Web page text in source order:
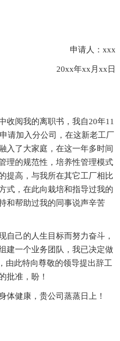
申请人：xxx
20xx年xx月xx日
收阅我的离职书，我自20年11
请加入分公司，在这新老工厂
入了大家庭，在这一年多时间
理的规范性，培养性管理模式
提高，与我所在其它工厂相比
式，在此向栽培和指导过我的
和帮助过我的同事说声辛苦
自己的人生目标而努力奋斗，
建一个业务团队，我已决定做
由此特向尊敬的领导提出辞工
批准，盼！
体健康，贵公司蒸蒸日上！